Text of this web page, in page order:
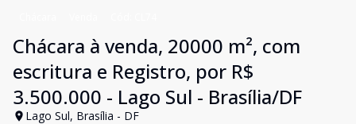
Chácara à venda, 20000 m², com
escritura e Registro, por R$
3.500.000 - Lago Sul - Brasília/DF
Lago Sul, Brasília - DF